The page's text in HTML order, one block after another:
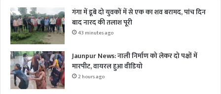
गंगा में डूबे दो युवकों में से एक का शव बरामद, पांच दिन
बाद नारद की तलाश पूरी
43 minutes ago
Jaunpur News: नाली निर्माण को लेकर दो पक्षों में
मारपीट, वायरल हुआ वीडियो
2 hours ago